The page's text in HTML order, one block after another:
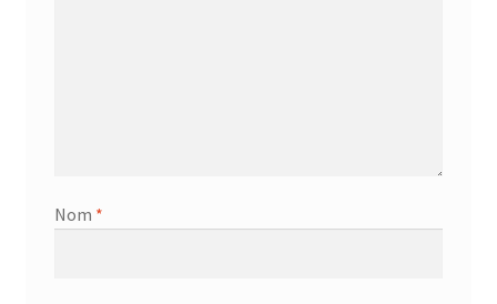
Nom *